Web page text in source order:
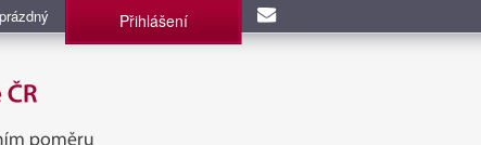
Přihlášení
BIS, Zpravodajské